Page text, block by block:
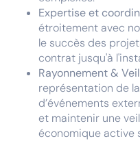
Expertise et
étroitement avec
le succès des
contrat jusqu'à
Rayonnement &
représentation de
d’événements
et maintenir une
économique active